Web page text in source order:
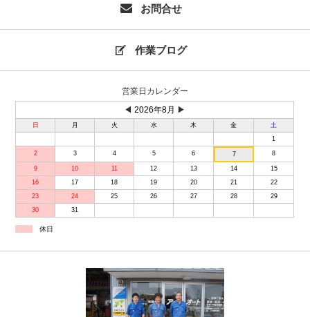
お問合せ
作業ブログ
営業日カレンダー
◀ 2026年8月 ▶
日 月 火 水 木 金
土
1
2 3 4 5 6 7 8
9 10 11 12 13 14
15
16
17 18 19 20 21
22
23
24 25 26 27 28
29
30
31
休日